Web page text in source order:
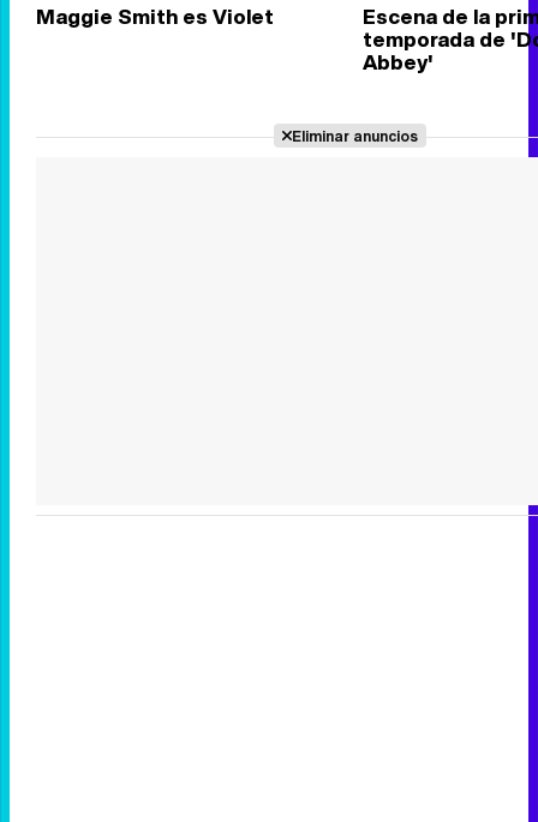
Maggie Smith es Violet Escena de la
temporada de
Abbey'
Eliminar anuncios